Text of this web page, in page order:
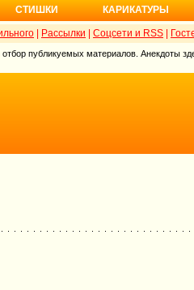
СТИШКИ КАРИКАТУРЫ
Рассылки Соцсети и RSS
публикуемых материалов. Анекдоты